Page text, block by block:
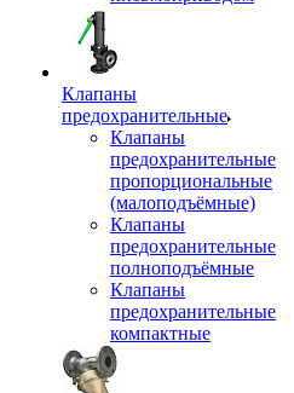
Клапаны
предохранительные
Клапаны
предохранительные
пропорциональные
(малоподъёмные)
Клапаны
предохранительные
полноподъёмные
Клапаны
предохранительные
компактные